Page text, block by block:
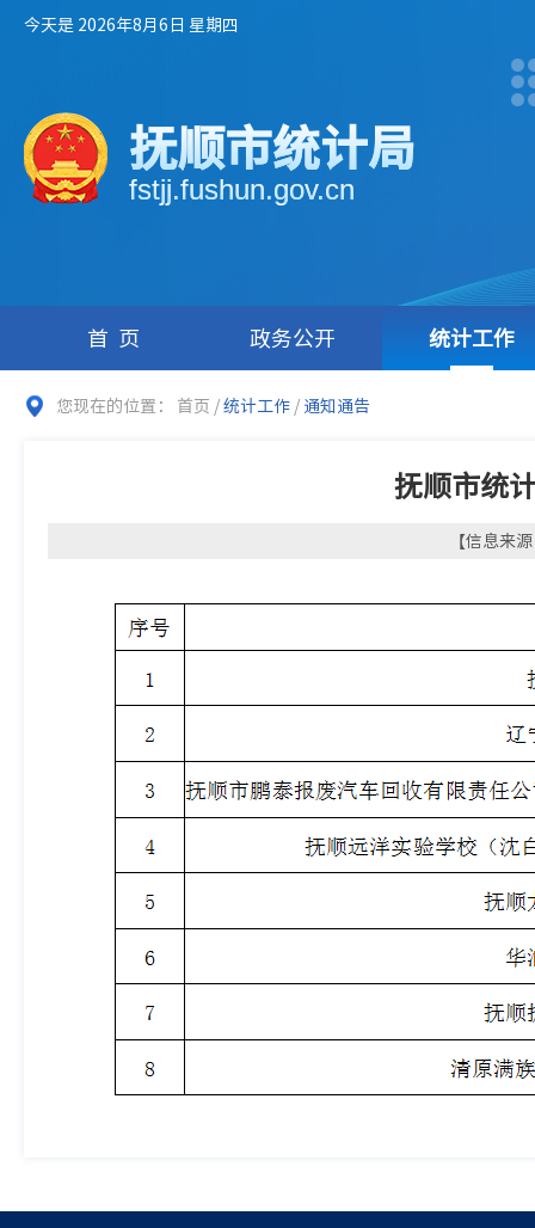
今天是 2026年8月6日 星期四
抚顺市统计局
fstjj.fushun.gov.cn
首页 政务公开 统计工作
您现在的位置： 首页 /统计工作 / 通知通告
抚顺市统
【信息来